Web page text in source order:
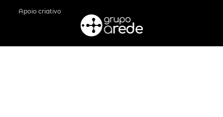
Apoio criativo